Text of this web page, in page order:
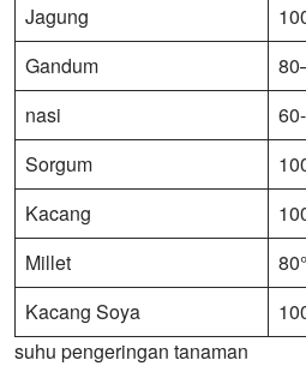
Jagung
Gandum
nasi
Sorgum
Kacang
Millet
Kacang Soya
suhu pengeringan tanaman